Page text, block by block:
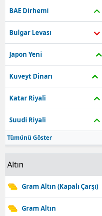
BAE Dirhemi
Bulgar Levası
Japon Yeni
Kuveyt Dinarı
Katar Riyali
Suudi Riyali
Tümünü Göster
Altın
Gram Altın (Kapalı Çarşı)
Gram Altın